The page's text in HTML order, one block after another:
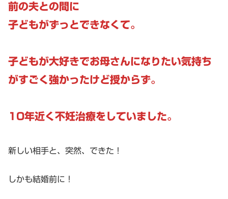
前の夫との間に
子どもがずっとできなくて。
子どもが大好きでお母さんになりたい気持ち
がすごく強かったけど授からず。
10年近く不妊治療をしていました。
新しい相手と、突然、できた！
しかも結婚前に！